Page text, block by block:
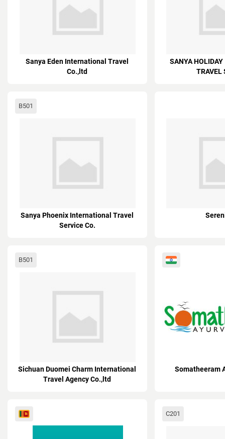
Sanya Eden International Travel
Co.,ltd
SANYA
TRAVEL
B501
Sanya Phoenix International Travel
Service Co.
B501
Sichuan Duomei Charm International
Travel Agency Co.,ltd
Somatheeram
С201